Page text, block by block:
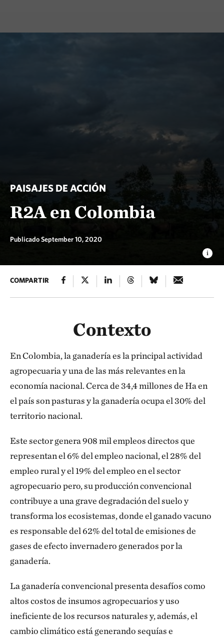
PAISAJES DE ACCIÓN
R2A en Colombia
Publicado September 10, 2020
COMPARTIR
Contexto
En Colombia, la ganadería es la principal actividad
agropecuaria y una de las más relevantes en la
economía nacional. Cerca de 34,4 millones de Ha en
el país son pasturas y la ganadería ocupa el 30% del
territorio nacional.
Este sector genera 908 mil empleos directos que
representan el 6% del empleo nacional, el 28% del
empleo rural y el 19% del empleo en el sector
agropecuario pero, su producción convencional
contribuye a una grave degradación del suelo y
transforma los ecosistemas, donde el ganado vacuno
es responsable del 62% del total de emisiones de
gases de efecto invernadero generados por la
ganadería.
La ganadería convencional presenta desafíos como
altos costos de insumos agropecuarios y uso
ineficiente de los recursos naturales y, además, el
cambio climático está generando sequías e